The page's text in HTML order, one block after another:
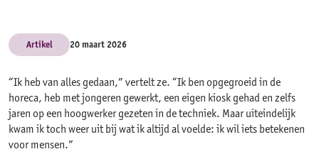
Artikel 20 maart 2026
“Ik heb van alles gedaan,” vertelt ze. “Ik ben opgegroeid in de
horeca, heb met jongeren gewerkt, een eigen kiosk gehad en zelfs
jaren op een hoogwerker gezeten in de techniek. Maar uiteindelijk
kwam ik toch weer uit bij wat ik altijd al voelde: ik wil iets betekenen
voor mensen.”